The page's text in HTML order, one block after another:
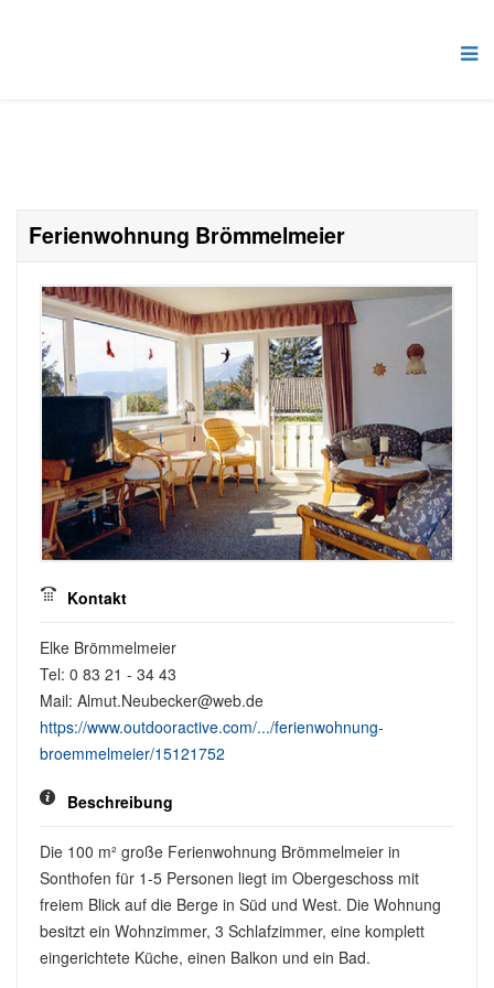
Ferienwohnung Brömmelmeier
Kontakt
Elke Brömmelmeier
Tel: 0 83 21 - 34 43
Mail: Almut.Neubecker@web.de
https://www.outdooractive.com/.../ferienwohnung-
broemmelmeier/15121752
Beschreibung
Die 100 m² große Ferienwohnung Brömmelmeier in
Sonthofen für 1-5 Personen liegt im Obergeschoss mit
freiem Blick auf die Berge in Süd und West. Die Wohnung
besitzt ein Wohnzimmer, 3 Schlafzimmer, eine komplett
eingerichtete Küche, einen Balkon und ein Bad.